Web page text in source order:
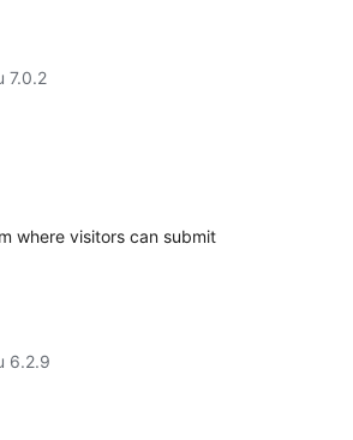
7.0.2
where visitors can submit
6.2.9